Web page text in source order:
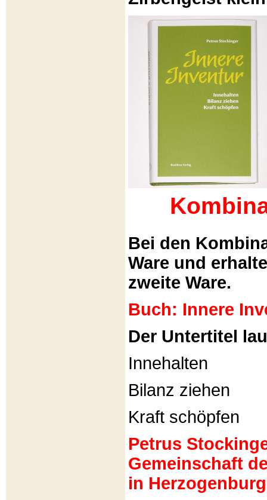
Bei den
Ware und
zweite Ware.
Buch: Innere
Der Untertitel
Innehalten
Bilanz ziehen
Kraft schöpfen
Petrus
Gemeinschaft
in